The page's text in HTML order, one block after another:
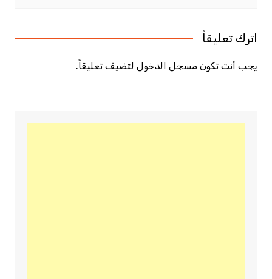
اترك تعليقاً
يجب أنت تكون مسجل الدخوللتضيف تعليقاً.